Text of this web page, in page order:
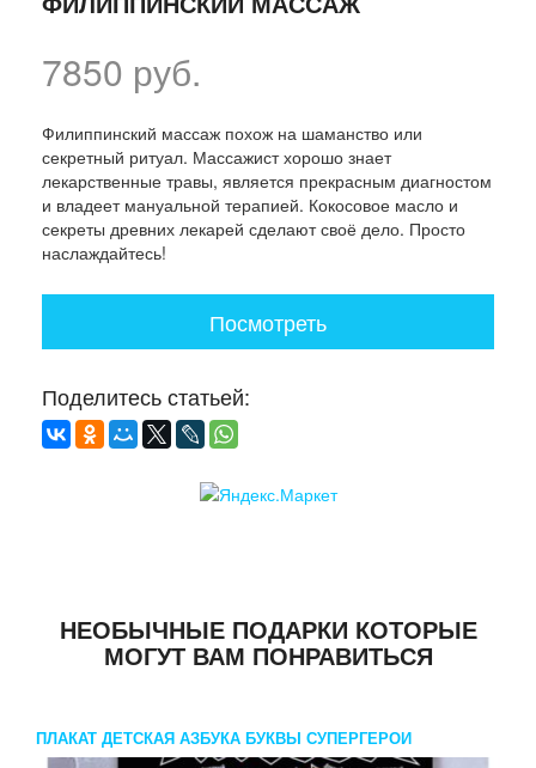
7850 руб.
Филиппинский массаж похож на шаманство или
секретный ритуал. Массажист хорошо знает
лекарственные травы, является прекрасным диагностом
и владеет мануальной терапией. Кокосовое масло и
секреты древних лекарей сделают своё дело. Просто
наслаждайтесь!
Посмотреть
Поделитесь статьей:
НЕОБЫЧНЫЕ ПОДАРКИ КОТОРЫЕ
МОГУТ ВАМ ПОНРАВИТЬСЯ
ПЛАКАТ ДЕТСКАЯ АЗБУКА БУКВЫ СУПЕРГЕРОИ